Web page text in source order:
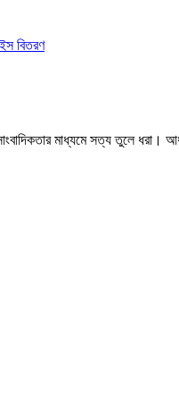
বিতরণ
মাধ্যমে সত্য তুলে ধরা।